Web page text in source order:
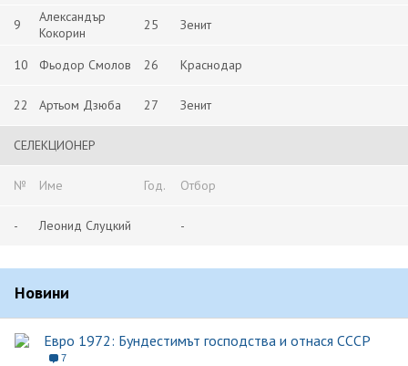
9
Александър
Кокорин
25 Зенит
10 Фьодор Смолов 26 Краснодар
22 Артьом Дзюба 27 Зенит
СЕЛЕКЦИОНЕР
№ Име Год. Отбор
- Леонид Слуцкий -
Новини
Евро 1972: Бундестимът господства и отнася СССР
7